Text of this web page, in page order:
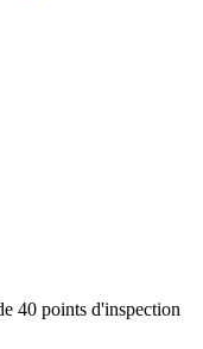
40 points d'inspection